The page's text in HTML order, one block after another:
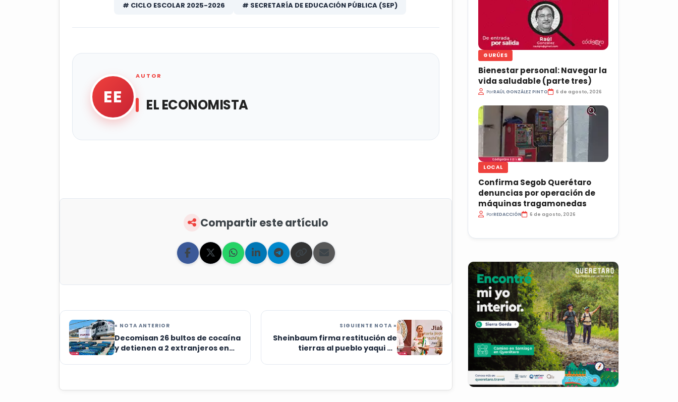
# CICLO ESCOLAR 2025-2026
# SECRETARÍA DE EDUCACIÓN PÚBLICA (SEP)
EE
AUTOR
EL ECONOMISTA
Compartir este artículo
« NOTA ANTERIOR
Decomisan 26 bultos de cocaína
y detienen a 2 extranjeros en
SIGUIENTE NOTA »
Sheinbaum firma restitución de
tierras al pueblo yaqui en
GURÚES
Bienestar personal: Navegar la
vida saludable (parte tres)
PorRAÚL GONZÁLEZ PINTO 6 de agosto, 2026
LOCAL
Confirma Segob Querétaro
denuncias por operación de
máquinas tragamonedas
PorREDACCIÓN 6 de agosto, 2026